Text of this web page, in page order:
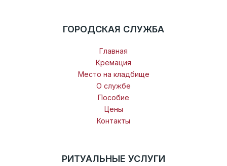
ГОРОДСКАЯ СЛУЖБА
Главная
Кремация
Место на кладбище
О службе
Пособие
Цены
Контакты
РИТУАЛЬНЫЕ УСЛУГИ